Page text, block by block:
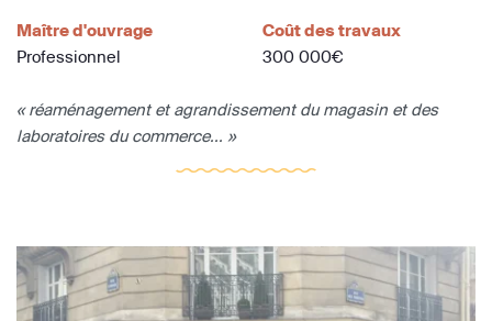
Maître d'ouvrage
Professionnel
Coût des travaux
300 000€
« réaménagement et agrandissement du magasin et des
laboratoires du commerce... »